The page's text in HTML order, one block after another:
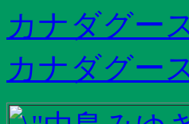
カナダグー
カナダグー